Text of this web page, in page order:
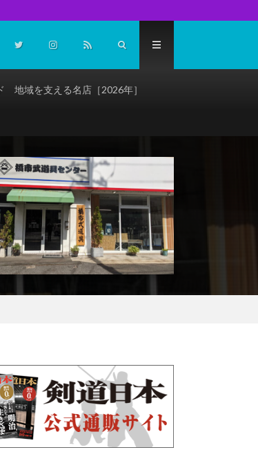
地域を支える名店［2026年］